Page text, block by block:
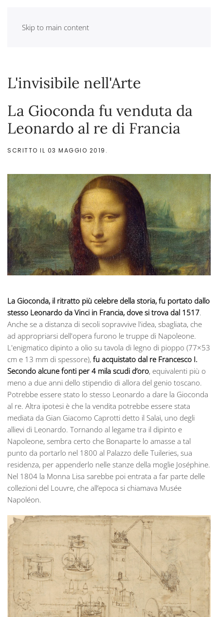
Skip to main content
L'invisibile nell'Arte
La Gioconda fu venduta da
Leonardo al re di Francia
SCRITTO IL 03 MAGGIO 2019 .
La Gioconda, il ritratto più celebre della storia, fu portato dallo
stesso Leonardo da Vinci in Francia, dove si trova dal 1517.
Anche se a distanza di secoli sopravvive l'idea, sbagliata, che
ad appropriarsi dell'opera furono le truppe di Napoleone.
L'enigmatico dipinto a olio su tavola di legno di pioppo (77×53
cm e 13 mm di spessore), fu acquistato dal re Francesco I.
Secondo alcune fonti per 4 mila scudi d’oro, equivalenti più o
meno a due anni dello stipendio di allora del genio toscano.
Potrebbe essere stato lo stesso Leonardo a dare la Gioconda
al re. Altra ipotesi è che la vendita potrebbe essere stata
mediata da Gian Giacomo Caprotti detto il Salaì, uno degli
allievi di Leonardo. Tornando al legame tra il dipinto e
Napoleone, sembra certo che Bonaparte lo amasse a tal
punto da portarlo nel 1800 al Palazzo delle Tuileries, sua
residenza, per appenderlo nelle stanze della moglie Joséphine.
Nel 1804 la Monna Lisa sarebbe poi entrata a far parte delle
collezioni del Louvre, che all’epoca si chiamava Musée
Napoléon.